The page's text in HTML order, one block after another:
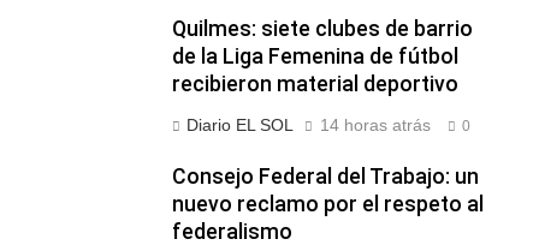
Quilmes: siete clubes de barrio
de la Liga Femenina de fútbol
recibieron material deportivo
Diario EL SOL 14 horas atrás 0
Consejo Federal del Trabajo: un
nuevo reclamo por el respeto al
federalismo